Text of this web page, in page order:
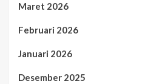
Maret 2026
Februari 2026
Januari 2026
Desember 2025